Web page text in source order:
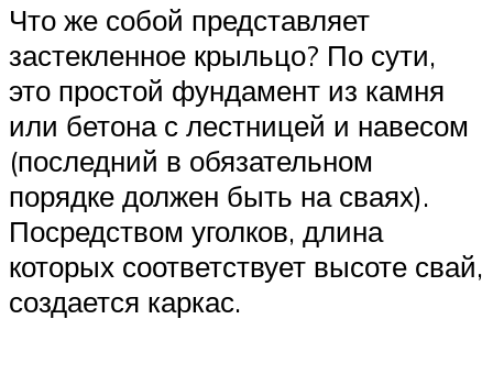
Что же собой представляет
застекленное крыльцо? По сути,
это простой фундамент из камня
или бетона с лестницей и навесом
(последний в обязательном
порядке должен быть на сваях).
Посредством уголков, длина
которых соответствует высоте свай,
создается каркас.